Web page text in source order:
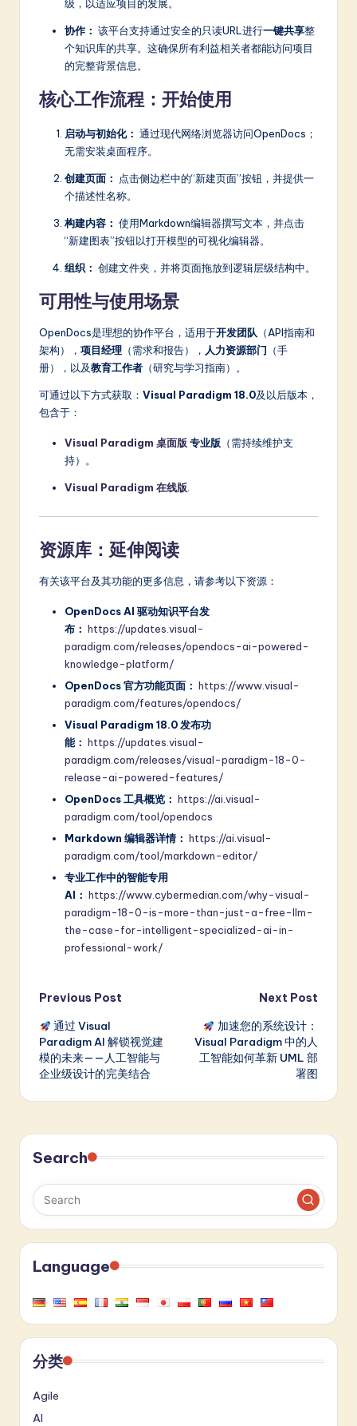
级，以适应项目的发展。
协作： 该平台支持通过安全的只读URL进行一键共享整
个知识库的共享。这确保所有利益相关者都能访问项目
的完整背景信息。
核心工作流程：开始使用
启动与初始化： 通过现代网络浏览器访问OpenDocs；
无需安装桌面程序。
创建页面：
点击侧边栏中的“新建页面”按钮，并提供一
个描述性名称。
构建内容： 使用Markdown编辑器撰写文本，并点击
“新建图表”按钮以打开模型的可视化编辑器。
组织： 创建文件夹，并将页面拖放到逻辑层级结构中。
可用性与使用场景
OpenDocs是理想的协作平台，适用于开发团队 （API指南和
架构）， 项目经理 （需求和报告）， 人力资源部门 （手
册），以及教育工作者 （研究与学习指南）。
可通过以下方式获取： Visual Paradigm 18.0及以后版本，
包含于：
Visual Paradigm 桌面版 专业版 （需持续维护支
持）。
Visual Paradigm 在线版
资源库：延伸阅读
有关该平台及其功能的更多信息，请参考以下资源：
OpenDocs AI 驱动知识平台发
布： https://updates.visual-
paradigm.com/releases/opendocs-ai-powered-
knowledge-platform/
OpenDocs 官方功能页面： https://www.visual-
paradigm.com/features/opendocs/
Visual Paradigm 18.0 发布功
能： https://updates.visual-
paradigm.com/releases/visual-paradigm-18-0-
release-ai-powered-features/
OpenDocs 工具概览： https://ai.visual-
paradigm.com/tool/opendocs
Markdown 编辑器详情： https://ai.visual-
paradigm.com/tool/markdown-editor/
专业工作中的智能专用
AI： https://www.cybermedian.com/why-visual-
paradigm-18-0-is-more-than-just-a-free-llm-
the-case-for-intelligent-specialized-ai-in-
professional-work/
Post
navigation
Previous Post
通过 Visual
Paradigm AI 解锁视觉建
模的未来——人工智能与
企业级设计的完美结合
Next Post
加速您的系统设计：
Visual Paradigm 中的人
工智能如何革新 UML 部
署图
Search
Language
分类
Agile
AI